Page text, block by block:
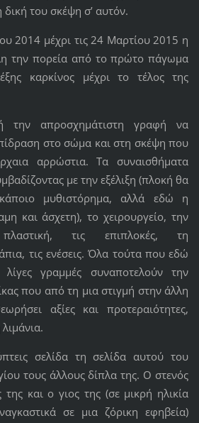
του σκέψη σ’ αυτόν.
2014 μέχρι τις 24 Μαρτίου 2015 η
την πορεία από το πρώτο πάγωμα
καρκίνος μέχρι το τέλος της
την απροσχημάτιστη γραφή να
στο σώμα και στη σκέψη που
αρρώστια. Τα συναισθήματα
με την εξέλιξη (πλοκή θα
μυθιστόρημα, αλλά εδώ η
και άσχετη), το χειρουργείο, την
τις επιπλοκές, τη
τις ενέσεις. Όλα τούτα που εδώ
γραμμές συναποτελούν την
που από τη μια στιγμή στην άλλη
αξίες και προτεραιότητες,
σελίδα τη σελίδα αυτού του
τους άλλους δίπλα της. Ο στενός
και ο γιος της (σε μικρή ηλικία
σε μια ζόρικη εφηβεία)